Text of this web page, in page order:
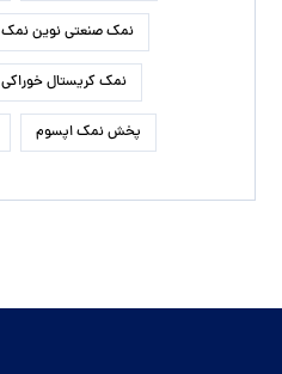
نمک صنعتی نوین نمک
نمک کریستال خوراکی
پخش نمک اپسوم